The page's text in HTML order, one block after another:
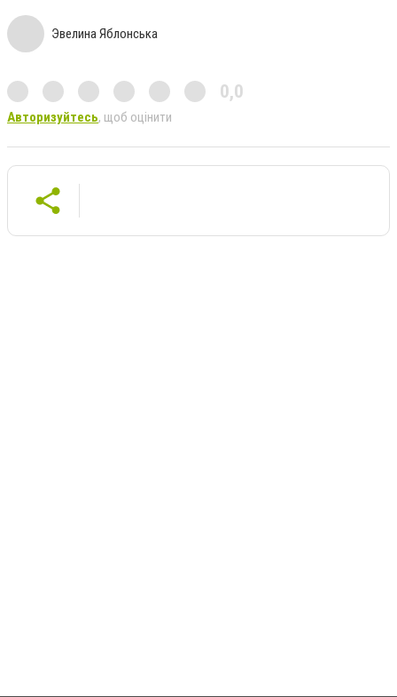
Эвелина Яблонська
0,0
Авторизуйтесь, щоб оцінити